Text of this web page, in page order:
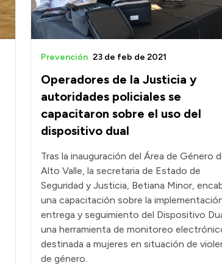
Operadores de la Justicia y
autoridades policiales se
capacitaron sobre el uso del
dispositivo dual
Prevención 23 de feb de 2021
Tras la inauguración del Área de Género
Alto Valle, la secretaria de Estado de
Seguridad y Justicia, Betiana Minor,
una capacitación sobre la
entrega y seguimiento del Dispositivo
una herramienta de monitoreo
destinada a mujeres en situación de
de género.